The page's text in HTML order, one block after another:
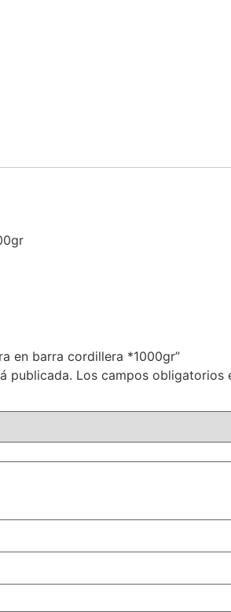
en barra cordillera *1000gr”
publicada. Los campos obligatorios